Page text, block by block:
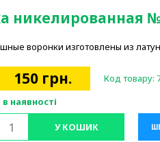
никелированная
воронки изготовлены из
150 грн. Код товару:
в наявності
У КОШИК